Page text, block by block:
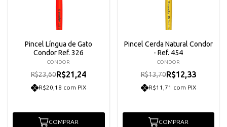
Pincel Língua de Gato
Condor Ref. 326
CONDOR
R$23,60R$21,24
R$20,18 com PIX
COMPRAR
Pincel Cerda Natural Condor
- Ref. 454
CONDOR
R$13,70R$12,33
R$11,71 com PIX
COMPRAR